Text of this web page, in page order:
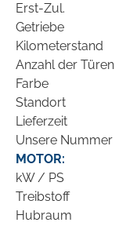
Erst-Zul.
Getriebe
Kilometerstand
Anzahl der Türen
Farbe
Standort
Lieferzeit
Unsere Nummer
MOTOR:
kW / PS
Treibstoff
Hubraum